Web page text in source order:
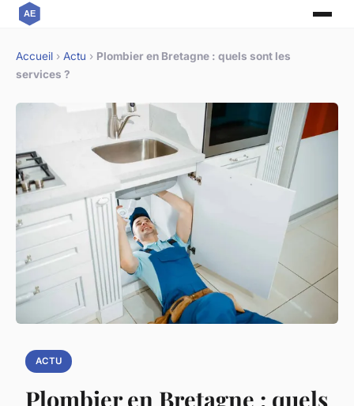
Accueil › Actu › Plombier en Bretagne : quels sont les
services ?
ACTU
Plombier en Bretagne : quels